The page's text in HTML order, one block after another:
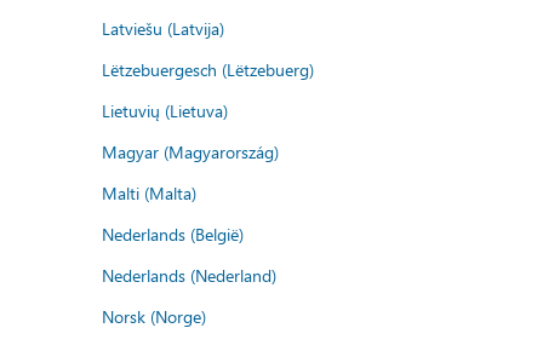
Latviešu (Latvija)
Lëtzebuergesch (Lëtzebuerg)
Lietuvių (Lietuva)
Magyar (Magyarország)
Malti (Malta)
Nederlands (België)
Nederlands (Nederland)
Norsk (Norge)